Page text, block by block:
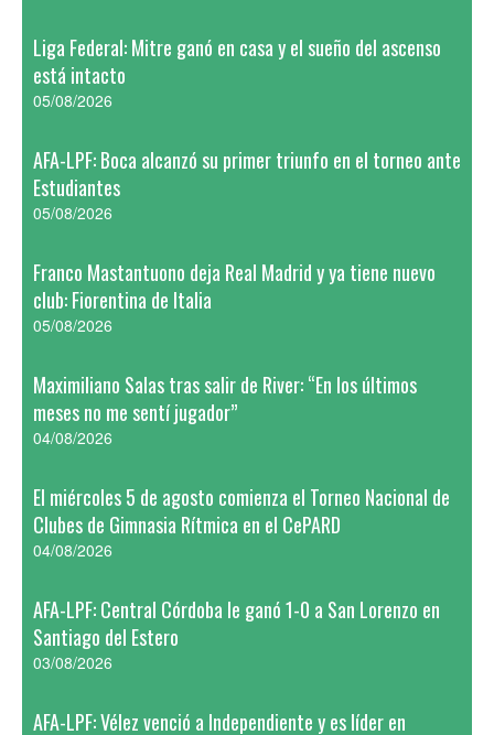
Liga Federal: Mitre ganó en casa y el sueño del ascenso
está intacto
05/08/2026
AFA-LPF: Boca alcanzó su primer triunfo en el torneo ante
Estudiantes
05/08/2026
Franco Mastantuono deja Real Madrid y ya tiene nuevo
club: Fiorentina de Italia
05/08/2026
Maximiliano Salas tras salir de River: “En los últimos
meses no me sentí jugador”
04/08/2026
El miércoles 5 de agosto comienza el Torneo Nacional de
Clubes de Gimnasia Rítmica en el CePARD
04/08/2026
AFA-LPF: Central Córdoba le ganó 1-0 a San Lorenzo en
Santiago del Estero
03/08/2026
AFA-LPF: Vélez venció a Independiente y es líder en